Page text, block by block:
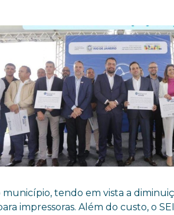
tendo em vista a
impressoras. Além do custo, o